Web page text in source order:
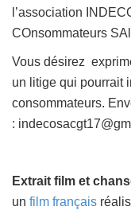
l’association
COnsommateurs
Vous désirez
un litige qui pourrait
consommateurs.
:
Extrait film et
un film français